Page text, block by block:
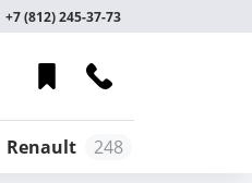
+7 (812) 245-37-73
Renault 248